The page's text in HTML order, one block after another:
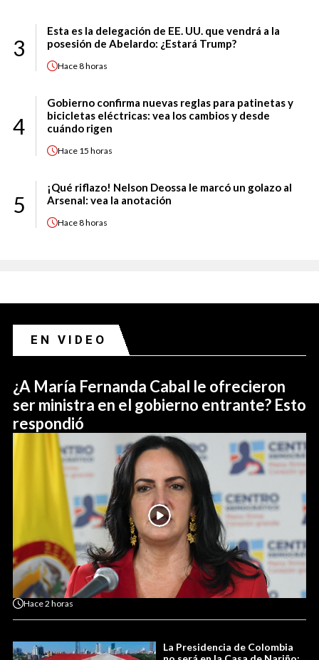
3
Esta es la delegación de EE. UU. que vendrá a la
posesión de Abelardo: ¿Estará Trump?
Hace8 horas
4
Gobierno confirma nuevas reglas para patinetas y
bicicletas eléctricas: vea los cambios y desde
cuándo rigen
Hace 15 horas
5
¡Qué riflazo! Nelson Deossa le marcó un golazo al
Arsenal: vea la anotación
Hace8 horas
EN VIDEO
¿A María Fernanda Cabal le ofrecieron
ser ministra en el gobierno entrante? Esto
respondió
Hace2 horas
La Presidencia de Colombia